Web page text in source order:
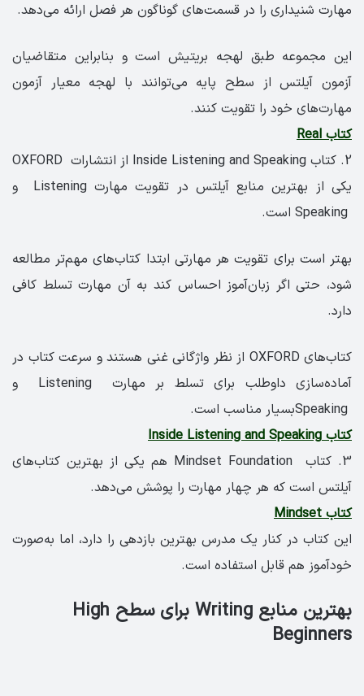
مهارت شنیداری را در قسمت‌های گوناگون هر فصل ارائه می‌دهد.
این مجموعه طبق لهجه بریتیش است و بنابراین متقاضیان
آزمون آیلتس از سطح پایه می‌توانند با لهجه معیار آزمون
مهارت‌های خود را تقویت کنند.
کتاب Real
2. کتاب Inside Listening and Speaking از انتشارات OXFORD
یکی از بهترین منابع آیلتس در تقویت مهارت Listening و
بهتر است برای تقویت هر مهارتی ابتدا کتاب‌های مهم‌تر مطالعه
شود، حتی اگر زبان‌آموز احساس کند به آن مهارت تسلط کافی
دارد.
کتاب‌های OXFORD از نظر واژگانی غنی هستند و سرعت کتاب در
آماده‌سازی داوطلب برای تسلط بر مهارت Listening و
کتاب Inside Listening and Speaking
3. کتاب Mindset Foundation هم یکی از بهترین کتاب‌های
آیلتس است که هر چهار مهارت را پوشش می‌دهد.
کتاب Mindset
این کتاب در کنار یک مدرس بهترین بازدهی را دارد، اما به‌صورت
خودآموز هم قابل استفاده است.
بهترین منابع Writing برای سطح High
Beginners